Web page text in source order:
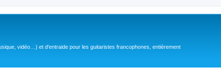
vidéo…) et d'entraide pour les guitaristes francophones, entièrement